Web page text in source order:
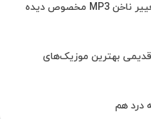
دانلود مجموعه آهنگ برای چالش تغییر ناخن MP3 مخصوص دیده
بهترین موزیک‌های
درد هم